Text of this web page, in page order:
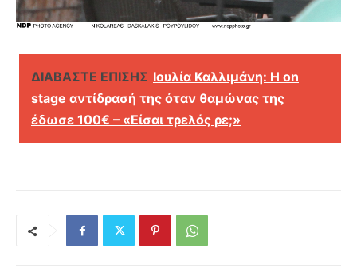
ΔΙΑΒΑΣΤΕ ΕΠΙΣΗΣ Ιουλία Καλλιμάνη: Η on
stage αντίδρασή της όταν θαμώνας της
έδωσε 100€ – «Είσαι τρελός ρε;»